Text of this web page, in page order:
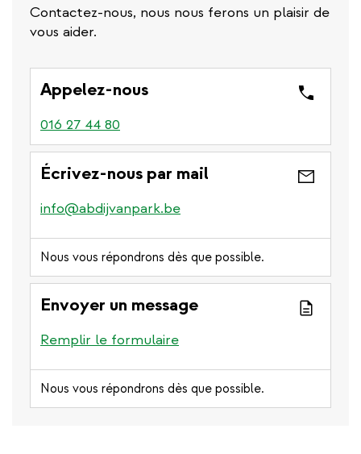
Contactez-nous, nous nous ferons un plaisir de
vous aider.
Appelez-nous
016 27 44 80
Écrivez-nous par mail
info@abdijvanpark.be
Nous vous répondrons dès que possible.
Envoyer un message
Remplir le formulaire
Nous vous répondrons dès que possible.